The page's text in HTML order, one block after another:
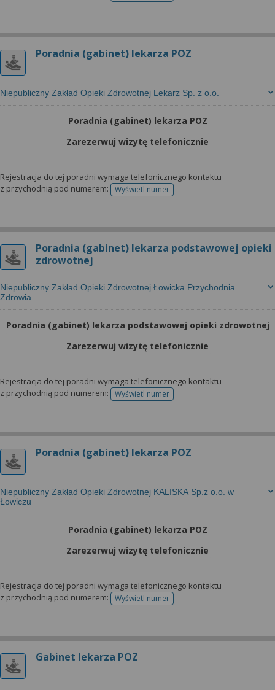
Poradnia (gabinet) lekarza POZ
Niepubliczny Zakład Opieki Zdrowotnej Lekarz Sp. z o.o.
Poradnia (gabinet) lekarza POZ
Zarezerwuj wizytę telefonicznie
Rejestracja do tej poradni wymaga telefonicznego kontaktu
z przychodnią pod numerem:
Wyświetl numertelefonu do rejestracji
Poradnia (gabinet) lekarza podstawowej opieki
zdrowotnej
Niepubliczny Zakład Opieki Zdrowotnej Łowicka Przychodnia
Zdrowia
Poradnia (gabinet) lekarza podstawowej opieki zdrowotnej
Zarezerwuj wizytę telefonicznie
Rejestracja do tej poradni wymaga telefonicznego kontaktu
z przychodnią pod numerem:
Wyświetl numertelefonu do rejestracji
Poradnia (gabinet) lekarza POZ
Niepubliczny Zakład Opieki Zdrowotnej KALISKA Sp.z o.o. w
Łowiczu
Poradnia (gabinet) lekarza POZ
Zarezerwuj wizytę telefonicznie
Rejestracja do tej poradni wymaga telefonicznego kontaktu
z przychodnią pod numerem:
Wyświetl numertelefonu do rejestracji
Gabinet lekarza POZ